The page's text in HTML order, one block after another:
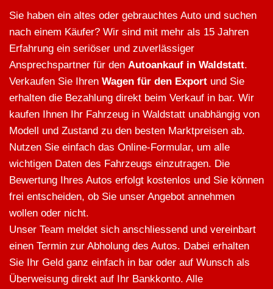
Sie haben ein altes oder gebrauchtes Auto und suchen
nach einem Käufer? Wir sind mit mehr als 15 Jahren
Erfahrung ein seriöser und zuverlässiger
Ansprechspartner für den Autoankauf in Waldstatt.
Verkaufen Sie Ihren Wagen für den Export und Sie
erhalten die Bezahlung direkt beim Verkauf in bar. Wir
kaufen Ihnen Ihr Fahrzeug in Waldstatt unabhängig von
Modell und Zustand zu den besten Marktpreisen ab.
Nutzen Sie einfach das Online-Formular, um alle
wichtigen Daten des Fahrzeugs einzutragen. Die
Bewertung Ihres Autos erfolgt kostenlos und Sie können
frei entscheiden, ob Sie unser Angebot annehmen
wollen oder nicht.
Unser Team meldet sich anschliessend und vereinbart
einen Termin zur Abholung des Autos. Dabei erhalten
Sie Ihr Geld ganz einfach in bar oder auf Wunsch als
Überweisung direkt auf Ihr Bankkonto. Alle